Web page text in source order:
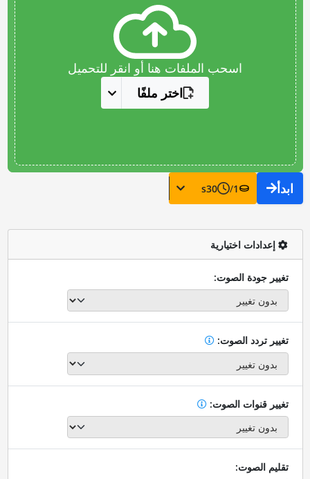
اسحب الملفات هنا أو انقر للتحميل
اختر ملفًا
ابدأ 1
/
30
s
إعدادات اختيارية
تغيير جودة الصوت:
تغيير تردد الصوت:
تغيير قنوات الصوت:
تقليم الصوت: